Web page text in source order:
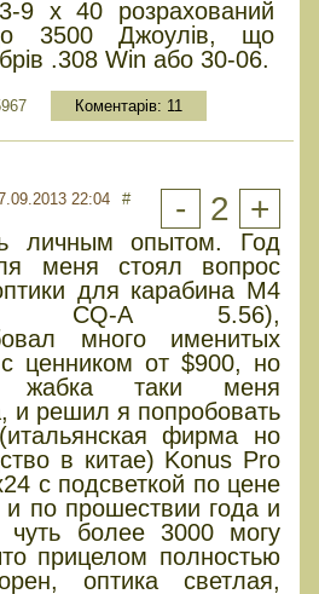
9 x 40 розрахований
3500 Джоулів, що
.308 Win або 30-06.
Коментарів: 11
22:04 # - 2 +
личным опытом. Год
меня стоял вопрос
для карабина М4
CQ-A 5.56),
много именитых
ценником от $900, но
жабка таки меня
и решил я попробовать
фирма но
в китае) Konus Pro
с подсветкой по цене
и по прошествии года и
чуть более 3000 могу
прицелом полностью
оптика светлая,